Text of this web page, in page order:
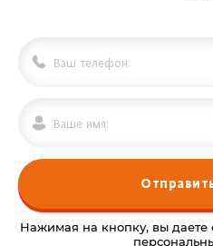
Нажимая на кнопку, вы даете